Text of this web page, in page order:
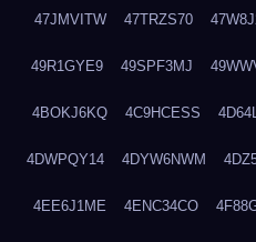
47JMVITW 47TRZS70
49R1GYE9 49SPF3MJ
4BOKJ6KQ 4C9HCESS
4DWPQY14 4DYW6NWM
4EE6J1ME 4ENC34CO